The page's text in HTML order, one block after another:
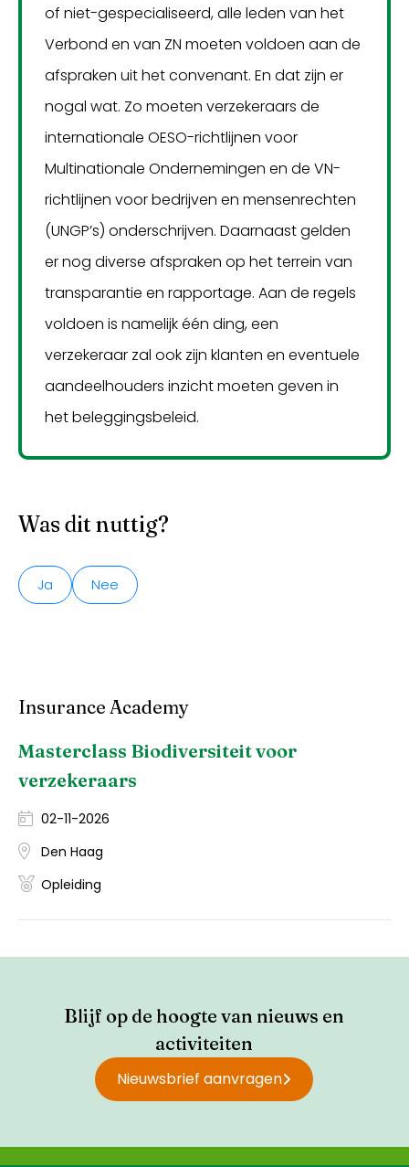
of niet-gespecialiseerd, alle leden van het
Verbond en van ZN moeten voldoen aan de
afspraken uit het convenant. En dat zijn er
nogal wat. Zo moeten verzekeraars de
internationale OESO-richtlijnen voor
Multinationale Ondernemingen en de VN-
richtlijnen voor bedrijven en mensenrechten
(UNGP’s) onderschrijven. Daarnaast gelden
er nog diverse afspraken op het terrein van
transparantie en rapportage. Aan de regels
voldoen is namelijk één ding, een
verzekeraar zal ook zijn klanten en eventuele
aandeelhouders inzicht moeten geven in
het beleggingsbeleid.
Was dit nuttig?
Ja Nee
Insurance Academy
Masterclass Biodiversiteit voor
verzekeraars
02-11-2026
Den Haag
Opleiding
Blijf op de hoogte van nieuws en
activiteiten
Nieuwsbrief aanvragen